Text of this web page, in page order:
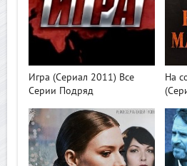
Игра (Сериал 2011) Все
Серии Подряд
На